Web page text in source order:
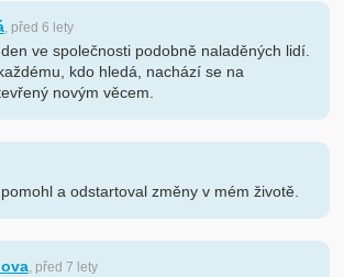
, před 6 lety
ve společnosti podobně naladěných lidí.
kdo hledá, nachází se na
novým věcem.
a odstartoval změny v mém životě.
, před 7 lety